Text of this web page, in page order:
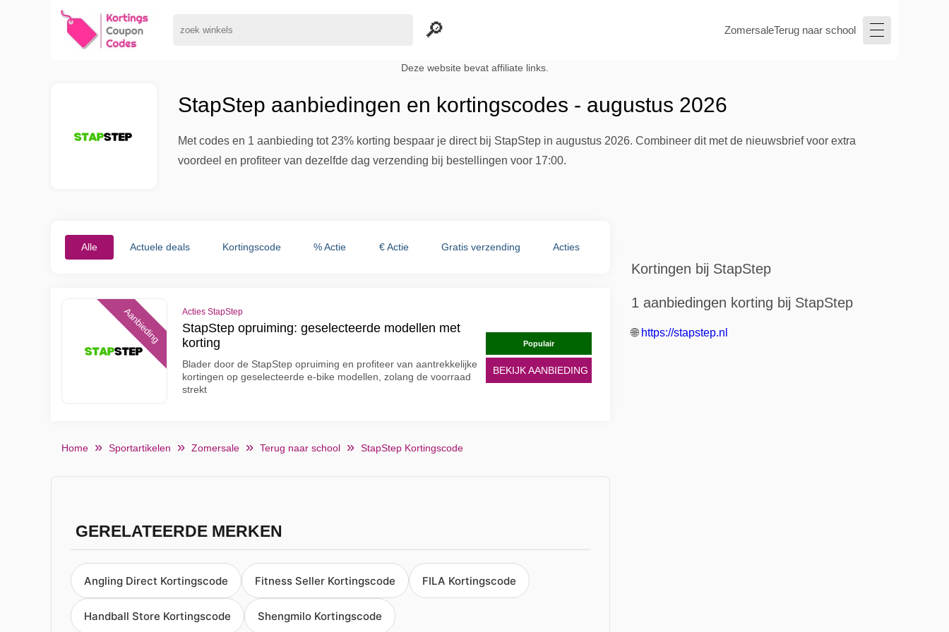
ZomersaleTerug naar school
Deze website bevat affiliate links.
StapStep aanbiedingen en kortingscodes - augustus 2026
Met codes en 1 aanbieding tot 23% korting bespaar je direct bij StapStep in augustus 2026. Combineer dit met de nieuwsbrief voor extra
voordeel en profiteer van dezelfde dag verzending bij bestellingen voor 17:00.
Alle Actuele deals Kortingscode % Actie € Actie Gratis verzending Acties
Aanbieding Acties StapStep
StapStep opruiming: geselecteerde modellen met
korting
Blader door de StapStep opruiming en profiteer van aantrekkelijke
kortingen op geselecteerde e-bike modellen, zolang de voorraad
strekt
Populair
BEKIJK AANBIEDING
Home Sportartikelen Zomersale Terug naar school StapStep Kortingscode
GERELATEERDE MERKEN
Angling Direct Kortingscode Fitness Seller Kortingscode FILA Kortingscode
Handball Store Kortingscode Shengmilo Kortingscode
Kortingen bij StapStep
1 aanbiedingen korting bij StapStep
🌐 https://stapstep.nl